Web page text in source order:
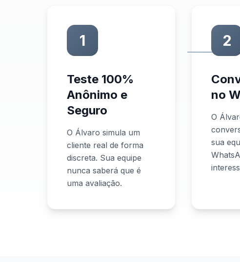
1
Teste 100%
Anônimo e
Seguro
O Álvaro simula um
cliente real de forma
discreta. Sua equipe
nunca saberá que é
uma avaliação.
2
no
O
sua